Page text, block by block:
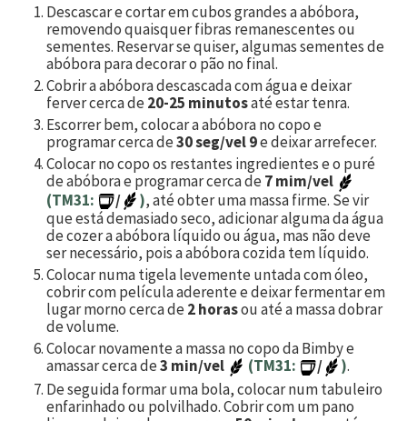
Descascar e cortar em cubos grandes a abóbora,
removendo quaisquer fibras remanescentes ou
sementes. Reservar se quiser, algumas sementes de
abóbora para decorar o pão no final.
Cobrir a abóbora descascada com água e deixar
ferver cerca de20-25 minutosaté estar tenra.
Escorrer bem, colocar a abóbora no copo e
programar cerca de30 seg/vel 9e deixar arrefecer.
Colocar no copo os restantes ingredientes e o puré
de abóbora e programar cerca de7 mim/vel
(TM31:
/ ), até obter uma massa firme. Se vir
que está demasiado seco, adicionar alguma da água
de cozer a abóbora líquido ou água, mas não deve
ser necessário, pois a abóbora cozida tem líquido.
Colocar numa tigela levemente untada com óleo,
cobrir com película aderente e deixar fermentar em
lugar morno cerca de2 horasou até a massa dobrar
de volume.
Colocar novamente a massa no copo da Bimby e
amassar cerca de3 min/vel (TM31: / ).
De seguida formar uma bola, colocar num tabuleiro
enfarinhado ou polvilhado. Cobrir com um pano